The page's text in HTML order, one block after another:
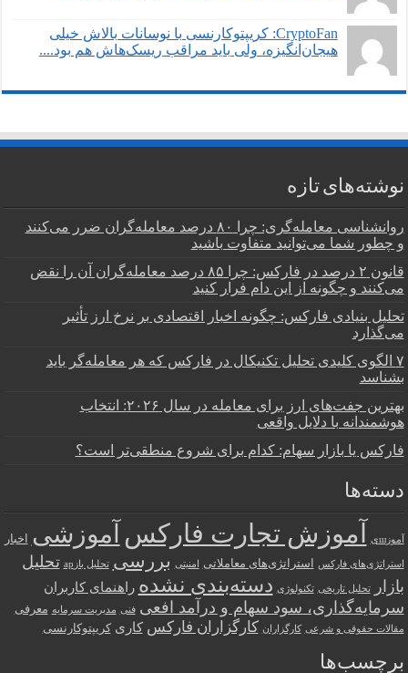
CryptoFan: کریپتوکارنسی با نوسانات بالاش خیلی
هیجان‌انگیزه، ولی باید مراقب ریسک‌هاش هم بود....
نوشته‌های تازه
روانشناسی معامله‌گری: چرا ۸۰ درصد معامله‌گران ضرر می‌کنند
و چطور شما می‌توانید متفاوت باشید
قانون ۲ درصد در فارکس: چرا ۸۵ درصد معامله‌گران آن را نقض
می‌کنند و چگونه از این دام فرار کنید
تحلیل بنیادی فارکس: چگونه اخبار اقتصادی بر نرخ ارز تأثیر
می‌گذارد
۷ الگوی کلیدی تحلیل تکنیکال در فارکس که هر معامله‌گر باید
بشناسد
بهترین جفت‌های ارز برای معامله در سال ۲۰۲۶: انتخاب
هوشمندانه با دلایل واقعی
فارکس یا بازار سهام: کدام برای شروع منطقی‌تر است؟
دسته‌ها
آموزшی آموزش تجارت فارکس آموزشی اخبار
استراتژی‌های فارکس استراتژی‌های معاملاتی امنیتی بررسی تحلیل بازар
تحلیل
بازار
تحلیل تاریخی تکنولوژی دسته‌بندی نشده راهنمای کاربران
سرمایه‌گذاری، سود سهام و درآمد افعی فنی مدیریت سرمایه معرفی
مقالات حقوقی و شرعی کارگزاران کارگزاران فارکس کاری کریپتوکارنسی
برچسب‌ها